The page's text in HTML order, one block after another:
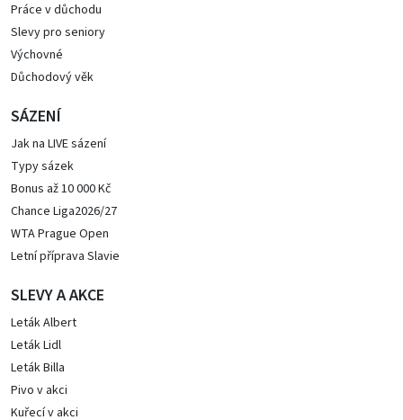
Práce v důchodu
Slevy pro seniory
Výchovné
Důchodový věk
SÁZENÍ
Jak na LIVE sázení
Typy sázek
Bonus až 10 000 Kč
Chance Liga2026/27
WTA Prague Open
Letní příprava Slavie
SLEVY A AKCE
Leták Albert
Leták Lidl
Leták Billa
Pivo v akci
Kuřecí v akci